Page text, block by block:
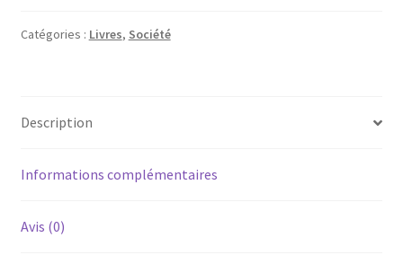
l'année
Catégories : Livres, Société
Description
Informations complémentaires
Avis (0)